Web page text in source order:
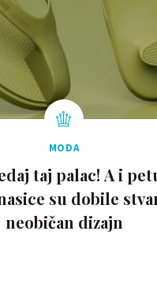
MODA
taj palac! A i
su dobile
neobičan dizajn